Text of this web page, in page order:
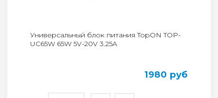
Универсальный блок питания TopON TOP-
UC65W 65W 5V-20V 3.25A
1980 руб